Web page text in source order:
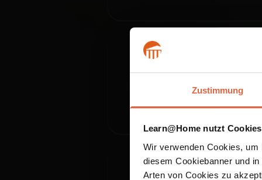
Zustimmung
Learn@Home nutzt
Wir verwenden Cookies,
diesem Cookiebanner und
Arten von Cookies zu